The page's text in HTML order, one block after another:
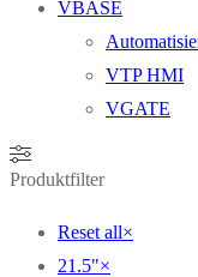
VBASE
VTP HMI
VGATE
Produktfilter
Reset all×
21.5"×